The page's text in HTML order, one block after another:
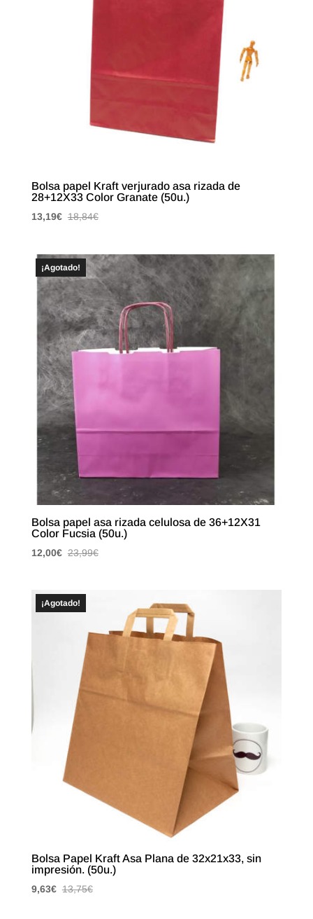
Bolsa papel Kraft verjurado asa rizada de
28+12X33 Color Granate (50u.)
13,19€ 18,84€
¡Agotado!
Bolsa papel asa rizada celulosa de 36+12X31
Color Fucsia (50u.)
12,00€ 23,99€
¡Agotado!
Bolsa Papel Kraft Asa Plana de 32x21x33, sin
impresión. (50u.)
9,63€ 13,75€